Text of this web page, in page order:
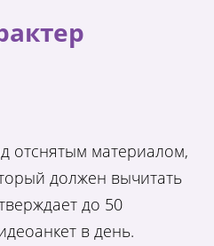
отснятым материалом,
должен вычитать
до 50
в день.